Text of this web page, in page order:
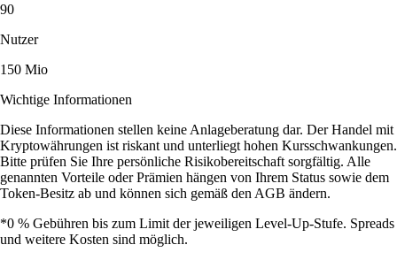
90
Nutzer
150 Mio
Wichtige Informationen
Diese Informationen stellen keine Anlageberatung dar. Der Handel mit
Kryptowährungen ist riskant und unterliegt hohen Kursschwankungen.
Bitte prüfen Sie Ihre persönliche Risikobereitschaft sorgfältig. Alle
genannten Vorteile oder Prämien hängen von Ihrem Status sowie dem
Token-Besitz ab und können sich gemäß den AGB ändern.
*0 % Gebühren bis zum Limit der jeweiligen Level-Up-Stufe. Spreads
und weitere Kosten sind möglich.